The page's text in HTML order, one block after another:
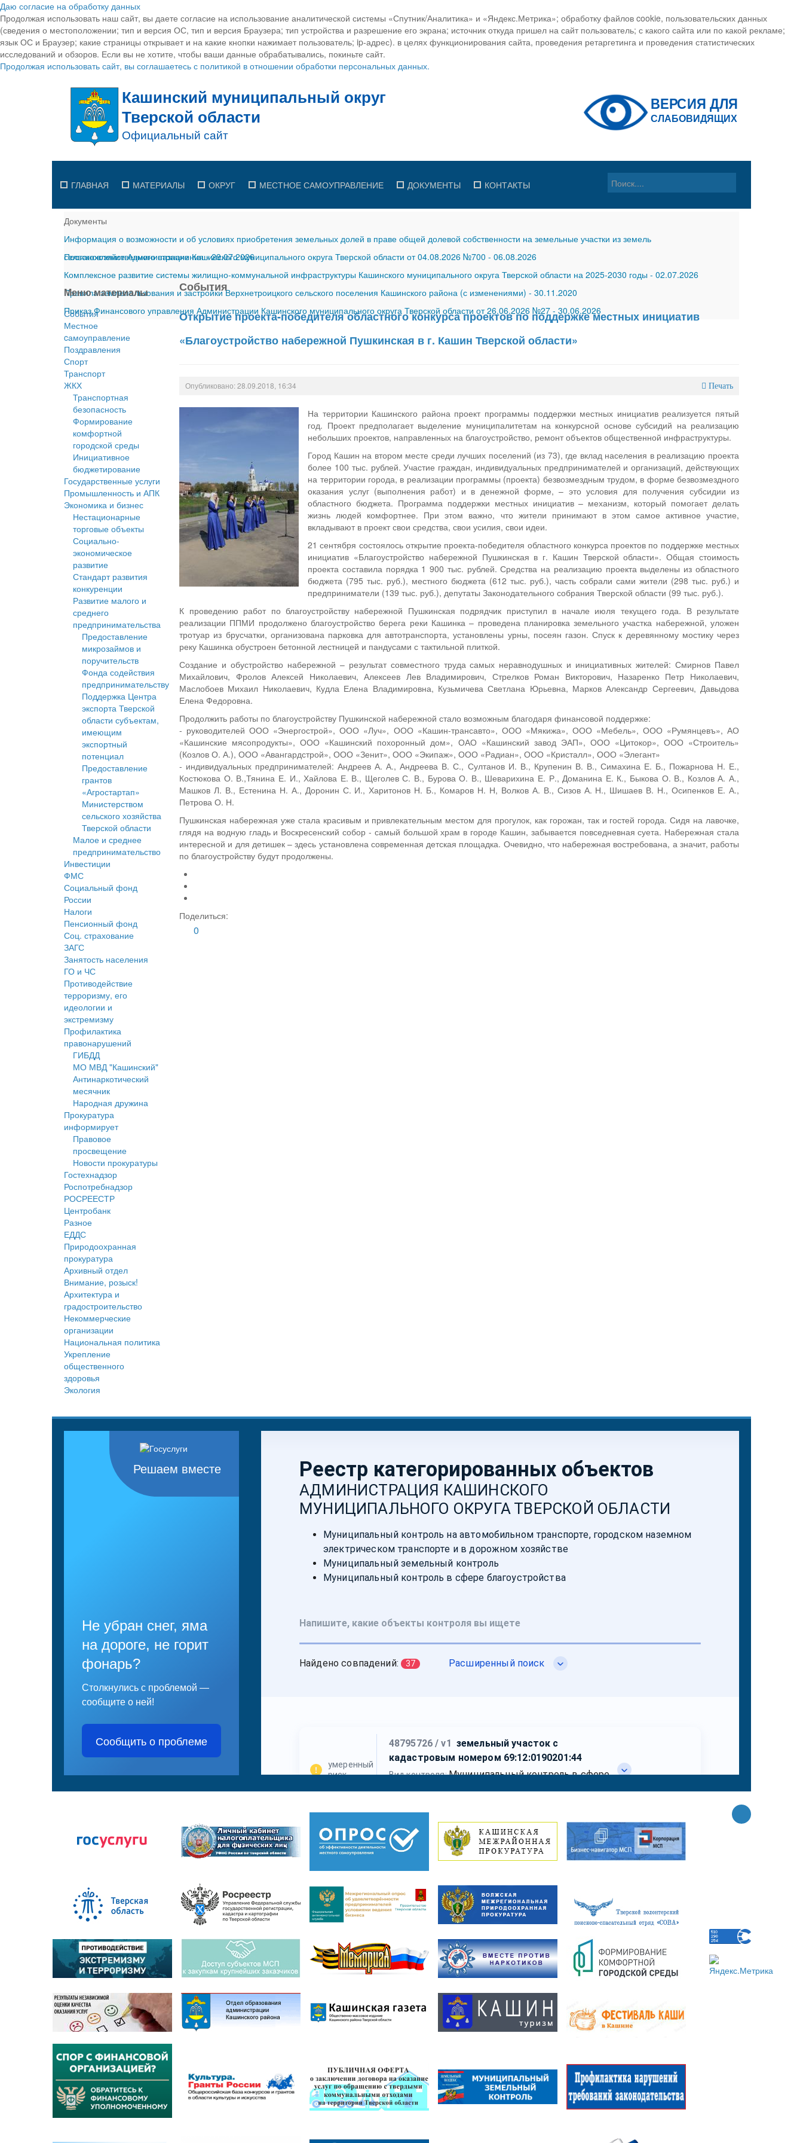
Даю согласие на обработку данных
Продолжая использовать наш сайт, вы даете согласие на использование аналитической системы «Спутник/Аналитика» и «Яндекс.Метрика»; обработку файлов cookie, пользовательских данных
(сведения о местоположении; тип и версия ОС, тип и версия Браузера; тип устройства и разрешение его экрана; источник откуда пришел на сайт пользователь; с какого сайта или по какой рекламе;
язык ОС и Браузер; какие страницы открывает и на какие кнопки нажимает пользователь; ip-адрес). в целях функционирования сайта, проведения ретаргетинга и проведения статистических
исследований и обзоров. Если вы не хотите, чтобы ваши данные обрабатывались, покиньте сайт.
Продолжая использовать сайт, вы соглашаетесь с политикой в отношении обработки персональных данных.
ГЛАВНАЯ МАТЕРИАЛЫ ОКРУГ МЕСТНОЕ САМОУПРАВЛЕНИЕ ДОКУМЕНТЫ КОНТАКТЫ
Документы
Информация о возможности и об условиях приобретения земельных долей в праве общей долевой собственности на земельные участки из земель
сельскохозяйственного назначения-29.07.2026
Постановление Администрации Кашинского муниципального округа Тверской области от 04.08.2026 №700 - 06.08.2026
Комплексное развитие системы жилищно-коммунальной инфраструктуры Кашинского муниципального округа Тверской области на 2025-2030 годы - 02.07.2026
Правила землепользования и застройки Верхнетроицкого сельского поселения Кашинского района (с изменениями) - 30.11.2020
Приказ Финансового управления Администрации Кашинского муниципального округа Тверской области от 26.06.2026 №27 - 30.06.2026
Меню материалы
События
Местное
cамоуправление
Поздравления
Спорт
Транспорт
ЖКХ
Транспортная
безопасность
Формирование
комфортной
городской среды
Инициативное
бюджетирование
Государственные услуги
Промышленность и АПК
Экономика и бизнес
Нестационарные
торговые объекты
Социально-
экономическое
развитие
Стандарт развития
конкуренции
Развитие малого и
среднего
предпринимательства
Предоставление
микрозаймов и
поручительств
Фонда содействия
предпринимательству
Поддержка Центра
экспорта Тверской
области субъектам,
имеющим
экспортный
потенциал
Предоставление
грантов
«Агростартап»
Министерством
сельского хозяйства
Тверской области
Малое и среднее
предпринимательство
Инвестиции
ФМС
Социальный фонд
России
Налоги
Пенсионный фонд
Соц. страхование
ЗАГС
Занятость населения
ГО и ЧС
Противодействие
терроризму, его
идеологии и
экстремизму
Профилактика
правонарушений
ГИБДД
МО МВД "Кашинский"
Антинаркотический
месячник
Народная дружина
Прокуратура
информирует
Правовое
просвещение
Новости прокуратуры
Гостехнадзор
Роспотребнадзор
РОСРЕЕСТР
Центробанк
Разное
ЕДДС
Природоохранная
прокуратура
Архивный отдел
Внимание, розыск!
Архитектура и
градостроительство
Некоммерческие
организации
Национальная политика
Укрепление
общественного
здоровья
Экология
События
Открытие проекта-победителя областного конкурса проектов по поддержке местных инициатив
«Благоустройство набережной Пушкинская в г. Кашин Тверской области»
Опубликовано: 28.09.2018, 16:34 Печать
На территории Кашинского района проект программы поддержки местных инициатив реализуется пятый
год. Проект предполагает выделение муниципалитетам на конкурсной основе субсидий на реализацию
небольших проектов, направленных на благоустройство, ремонт объектов общественной инфраструктуры.
Город Кашин на втором месте среди лучших поселений (из 73), где вклад населения в реализацию проекта
более 100 тыс. рублей. Участие граждан, индивидуальных предпринимателей и организаций, действующих
на территории города, в реализации программы (проекта) безвозмездным трудом, в форме безвозмездного
оказания услуг (выполнения работ) и в денежной форме, – это условия для получения субсидии из
областного бюджета. Программа поддержки местных инициатив – механизм, который помогает делать
жизнь людей комфортнее. При этом важно, что жители принимают в этом самое активное участие,
вкладывают в проект свои средства, свои усилия, свои идеи.
21 сентября состоялось открытие проекта-победителя областного конкурса проектов по поддержке местных
инициатив «Благоустройство набережной Пушкинская в г. Кашин Тверской области». Общая стоимость
проекта составила порядка 1 900 тыс. рублей. Средства на реализацию проекта выделены из областного
бюджета (795 тыс. руб.), местного бюджета (612 тыс. руб.), часть собрали сами жители (298 тыс. руб.) и
предприниматели (139 тыс. руб.), депутаты Законодательного собрания Тверской области (99 тыс. руб.).
К проведению работ по благоустройству набережной Пушкинская подрядчик приступил в начале июля текущего года. В результате
реализации ППМИ продолжено благоустройство берега реки Кашинка – проведена планировка земельного участка набережной, уложен
тротуар из брусчатки, организована парковка для автотранспорта, установлены урны, посеян газон. Спуск к деревянному мостику через
реку Кашинка обустроен бетонной лестницей и пандусами с тактильной плиткой.
Создание и обустройство набережной – результат совместного труда самых неравнодушных и инициативных жителей: Смирнов Павел
Михайлович, Фролов Алексей Николаевич, Алексеев Лев Владимирович, Стрелков Роман Викторович, Назаренко Петр Николаевич,
Маслобоев Михаил Николаевич, Кудла Елена Владимировна, Кузьмичева Светлана Юрьевна, Марков Александр Сергеевич, Давыдова
Елена Федоровна.
Продолжить работы по благоустройству Пушкинской набережной стало возможным благодаря финансовой поддержке:
- руководителей ООО «Энергострой», ООО «Луч», ООО «Кашин-трансавто», ООО «Мякижа», ООО «Мебель», ООО «Румянцевъ», АО
«Кашинские мясопродукты», ООО «Кашинский похоронный дом», ОАО «Кашинский завод ЭАП», ООО «Цитокор», ООО «Строитель»
(Козлов О. А.), ООО «Авангардстрой», ООО «Зенит», ООО «Экипаж», ООО «Радиан», ООО «Кристалл», ООО «Элегант»
- индивидуальных предпринимателей: Андреев А. А., Андреева В. С., Султанов И. В., Крупенин В. В., Симахина Е. Б., Пожарнова Н. Е.,
Костюкова О. В.,Тянина Е. И., Хайлова Е. В., Щеголев С. В., Бурова О. В., Шеварихина Е. Р., Доманина Е. К., Быкова О. В., Козлов А. А.,
Машков Л. В., Естенина Н. А., Доронин С. И., Харитонов Н. Б., Комаров Н. Н, Волков А. В., Сизов А. Н., Шишаев В. Н., Осипенков Е. А.,
Петрова О. Н.
Пушкинская набережная уже стала красивым и привлекательным местом для прогулок, как горожан, так и гостей города. Сидя на лавочке,
глядя на водную гладь и Воскресенский собор - самый большой храм в городе Кашин, забывается повседневная суета. Набережная стала
интересной и для детишек – здесь установлена современная детская площадка. Очевидно, что набережная востребована, а значит, работы
по благоустройству будут продолжены.
Поделиться:
0
Решаем вместе
Не убран снег, яма
на дороге, не горит
фонарь?
Столкнулись с проблемой —
сообщите о ней!
Сообщить о проблеме